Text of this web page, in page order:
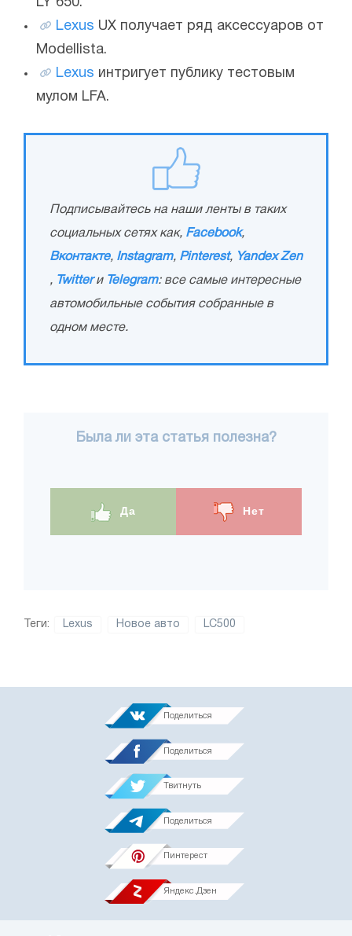
LY 650.
Lexus UX получает ряд аксессуаров от
Modellista.
Lexus интригует публику тестовым
мулом LFA.
Подписывайтесь на наши ленты в таких
социальных сетях как, Facebook,
Вконтакте, Instagram, Pinterest, Yandex Zen
, Twitterи Telegram: все самые интересные
автомобильные события собранные в
одном месте.
Была ли эта статья полезна?
Да Нет
Теги: Lexus Новое авто LC500
Поделиться
Поделиться
Твитнуть
Поделиться
Пинтерест
Яндекс.Дзен